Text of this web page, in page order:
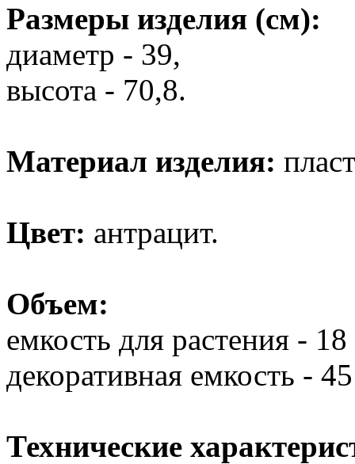
Размеры изделия (см):
диаметр - 39,
высота - 70,8.
Материал изделия:
Цвет: антрацит.
Объем:
емкость для растения - 18
декоративная емкость -
Технические